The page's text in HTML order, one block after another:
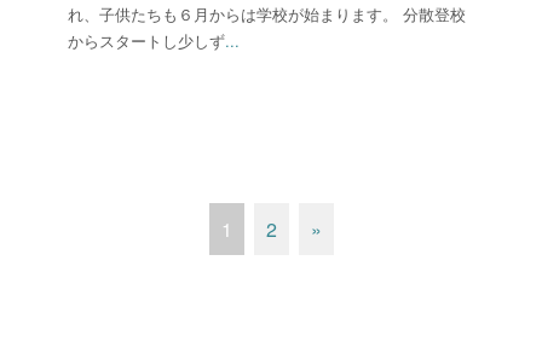
れ、子供たちも６月からは学校が始まります。 分散登校
からスタートし少しず...
1 2 »